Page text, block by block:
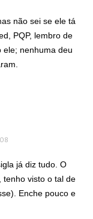
não sei se ele tá
PQP, lembro de
ele; nenhuma deu
já diz tudo. O
tenho visto o tal de
Enche pouco e